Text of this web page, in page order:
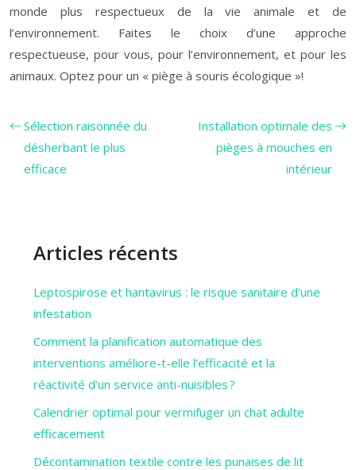
monde plus respectueux de la vie animale et de
l’environnement. Faites le choix d’une approche
respectueuse, pour vous, pour l’environnement, et pour les
animaux. Optez pour un « piège à souris écologique »!
Sélection raisonnée du
désherbant le plus
efficace
Installation optimale des
pièges à mouches en
intérieur
Articles récents
Leptospirose et hantavirus : le risque sanitaire d’une
infestation
Comment la planification automatique des
interventions améliore-t-elle l’efficacité et la
réactivité d’un service anti-nuisibles ?
Calendrier optimal pour vermifuger un chat adulte
efficacement
Décontamination textile contre les punaises de lit